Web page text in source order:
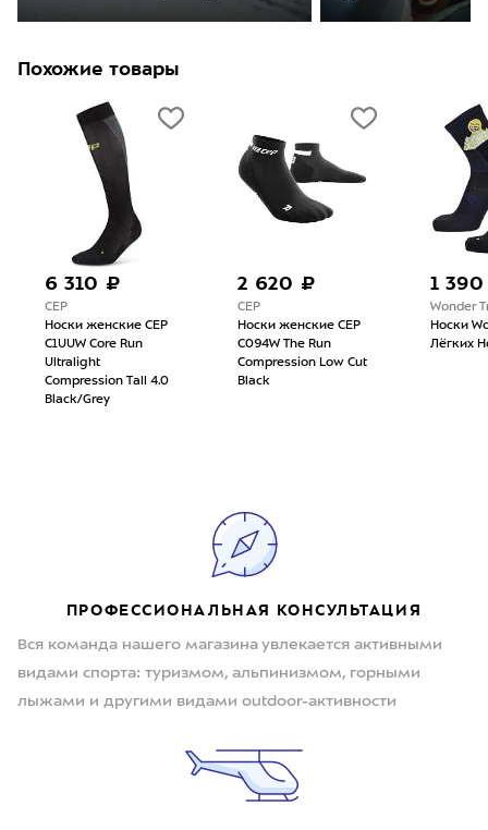
Похожие товары
6 310 ₽
CEP
Носки женские CEP
C1UUW Core Run
Ultralight
Compression Tall 4.0
Black/Grey
2 620 ₽
CEP
Носки женские CEP
C094W The Run
Compression Low Cut
Black
1
Wonder
Носки
Лёгких
ПРОФЕССИОНАЛЬНАЯ КОНСУЛЬТАЦИЯ
Вся команда нашего магазина увлекается активными
видами спорта: туризмом, альпинизмом, горными
лыжами и другими видами outdoor-активности